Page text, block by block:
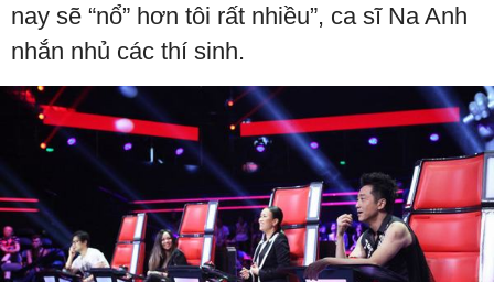
nay sẽ “nổ” hơn tôi rất nhiều”, ca sĩ Na Anh
nhắn nhủ các thí sinh.